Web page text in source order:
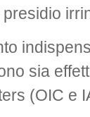
sia
(OIC e